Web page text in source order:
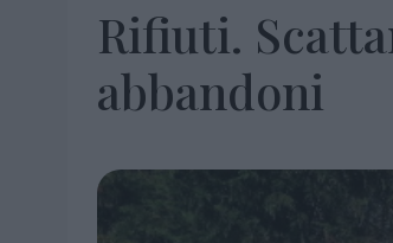
Rifiuti.
abbandoni